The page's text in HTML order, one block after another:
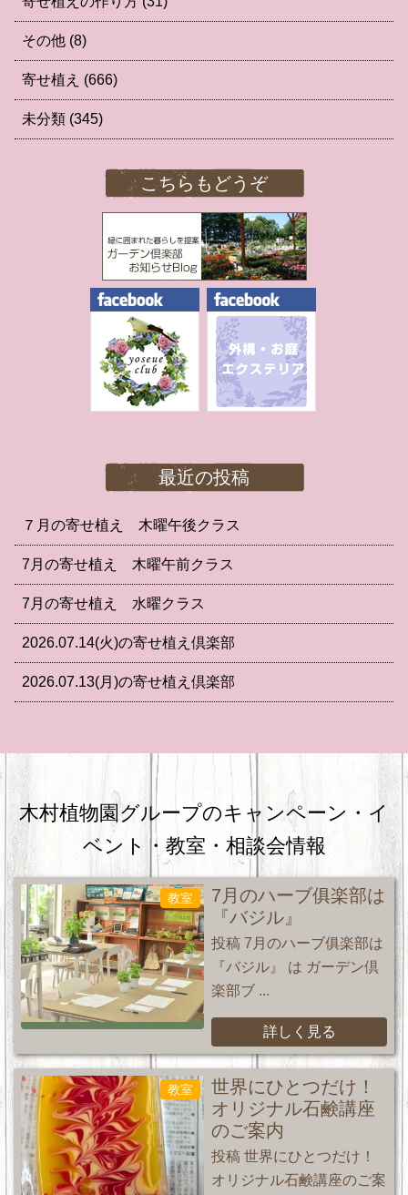
その他 (8)
寄せ植え (666)
未分類 (345)
こちらもどうぞ
最近の投稿
７月の寄せ植え 木曜午後クラス
7月の寄せ植え 木曜午前クラス
7月の寄せ植え 水曜クラス
2026.07.14(火)の寄せ植え倶楽部
2026.07.13(月)の寄せ植え倶楽部
木村植物園グループのキャンペーン・ イ
ベント・教室・相談会情報
教室
7月のハーブ俱楽部は
『バジル』
投稿 7月のハーブ俱楽部は
『バジル』 は ガーデン倶
楽部ブ ...
詳しく見る
教室
世界にひとつだけ！
オリジナル石鹸講座
のご案内
投稿 世界にひとつだけ！
オリジナル石鹸講座のご案